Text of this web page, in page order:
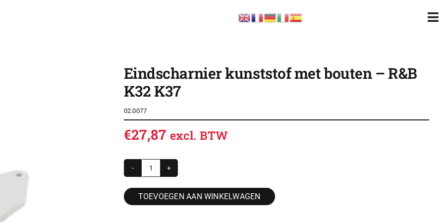
CONTACT
VACATURES
ACCOUNT / INLOG
WINKELWAGEN
Eindscharnier kunststof met bouten – R&B
K32 K37
02.0077
€27,87 excl. BTW
Eindscharnier
kunststof
met
TOEVOEGEN AAN WINKELWAGEN